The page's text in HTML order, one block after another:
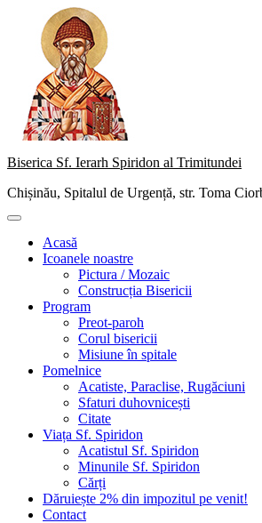
content
Biserica Sf. Ierarh Spiridon al Trimitundei
Chișinău, Spitalul de Urgență, str. Toma
Primary
Acasă
Icoanele noastre
Pictura / Mozaic
Construcția Bisericii
Program
Preot-paroh
Corul bisericii
Misiune în spitale
Pomelnice
Acatiste, Paraclise, Rugăciuni
Sfaturi duhovnicești
Citate
Viața Sf. Spiridon
Acatistul Sf. Spiridon
Minunile Sf. Spiridon
Cărți
Dăruiește 2% din impozitul pe venit!
Contact